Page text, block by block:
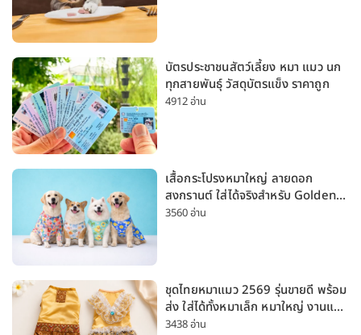
บัตรประชาชนสัตว์เลี้ยง หมา แมว นก
ทุกสายพันธุ์ วัสดุบัตรแข็ง ราคาถูก
4912 อ่าน
เสื้อกระโปรงหมาใหญ่ ลายดอก
สงกรานต์ ใส่ได้จริงสำหรับ Golden
Husky Labrador [อัปเดต 2026]
3560 อ่าน
ชุดไทยหมาแมว 2569 รุ่นขายดี พร้อม
ส่ง ใส่ได้ทั้งหมาเล็ก หมาใหญ่ งานแต่ง
สงกรานต์ ลอยกระทง
3438 อ่าน